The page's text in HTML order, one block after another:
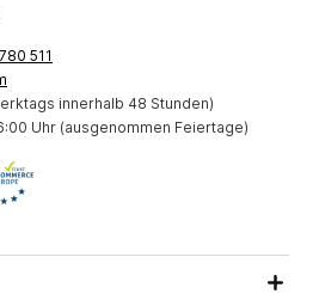
511
innerhalb 48 Stunden)
Uhr (ausgenommen Feiertage)